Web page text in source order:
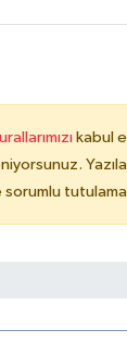
kabul